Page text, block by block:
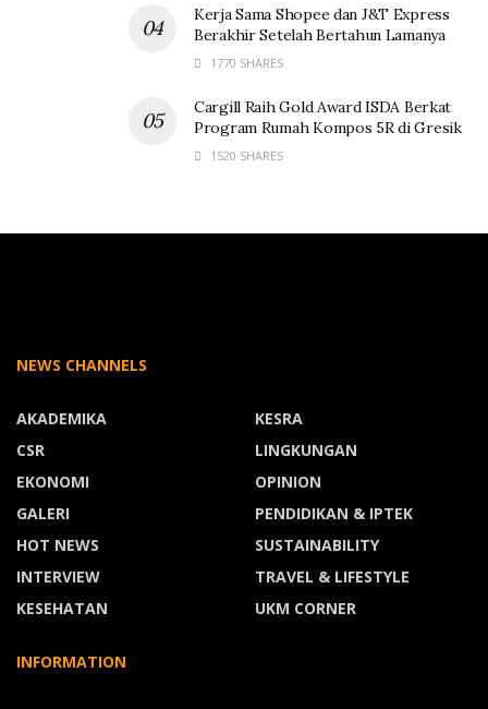
Kerja Sama Shopee dan J&T Express
Berakhir Setelah Bertahun Lamanya
1770 SHARES
Cargill Raih Gold Award ISDA Berkat
Program Rumah Kompos 5R di Gresik
1520 SHARES
NEWS CHANNELS
AKADEMIKA
CSR
EKONOMI
GALERI
HOT NEWS
INTERVIEW
KESEHATAN
KESRA
LINGKUNGAN
OPINION
PENDIDIKAN & IPTEK
SUSTAINABILITY
TRAVEL & LIFESTYLE
UKM CORNER
INFORMATION